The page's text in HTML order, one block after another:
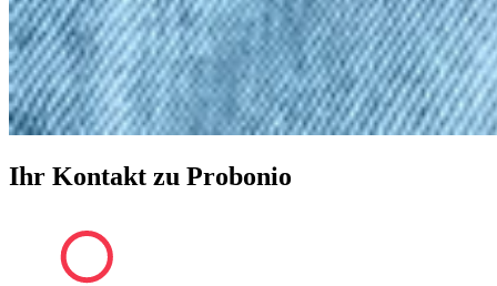
Ihr Kontakt zu Probonio